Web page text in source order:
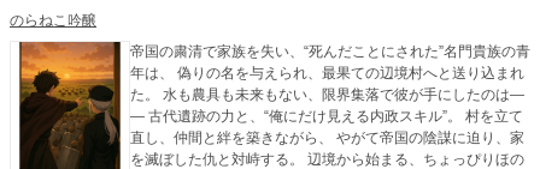
のらねこ吟醸
帝国の粛清で家族を失い、“死んだことにされた”名門貴族の青
年は、 偽りの名を与えられ、最果ての辺境村へと送り込まれ
た。 水も農具も未来もない、限界集落で彼が手にしたのは―
― 古代遺跡の力と、“俺にだけ見える内政スキル”。 村を立て
直し、仲間と絆を築きながら、 やがて帝国の陰謀に迫り、家
を滅ぼした仇と対峙する。 辺境から始まる、ちょっぴりほの